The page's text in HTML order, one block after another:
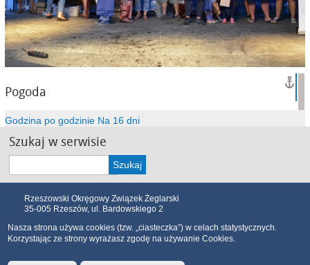
Pogoda
Godzina po godzinie Na 16 dni
Szukaj w serwisie
Rzeszowski Okręgowy Związek Żeglarski
35-005 Rzeszów, ul. Bardowskiego 2
Polityka cookies Związek Morze Szkolenia Sport
Baza
Do pobrania
Nasza strona używa cookies (tzw. „ciasteczka”) w celach statystycznych.
Korzystając ze strony wyrażasz zgodę na używanie Cookies.